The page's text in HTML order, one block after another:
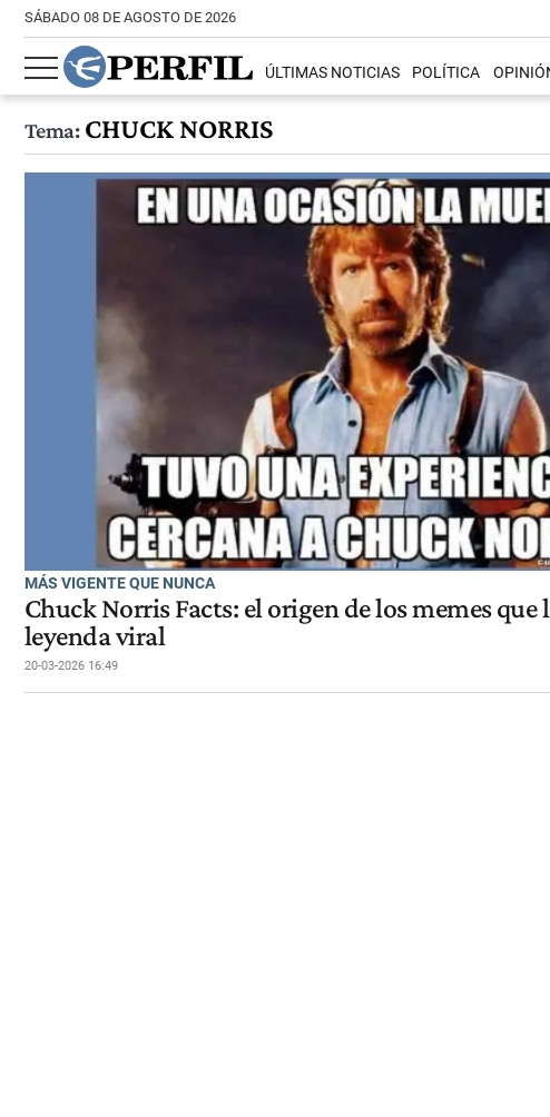
SÁBADO 08 DE AGOSTO DE 2026
ÚLTIMAS NOTICIAS POLÍTICA
Tema:CHUCK NORRIS
MÁS VIGENTE QUE NUNCA
Chuck Norris Facts: el origen de los memes
leyenda viral
20-03-2026 16:49